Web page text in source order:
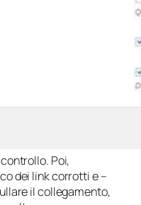
Poi,
dei link corrotti e –
il collegamento,